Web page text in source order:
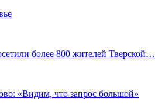
более 800 жителей Тверской…
«Видим, что запрос большой»